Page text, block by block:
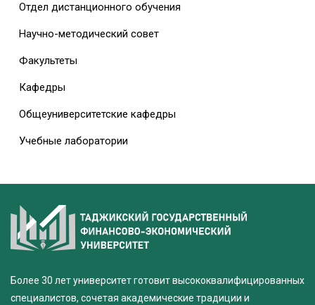
Отдел дистанционного обучения
Научно-методический совет
Факультеты
Кафедры
Общеуниверситетские кафедры
Учебные лаборатории
Более 30 лет университет готовит высококвалифицированных
специалистов, сочетая академические традиции и